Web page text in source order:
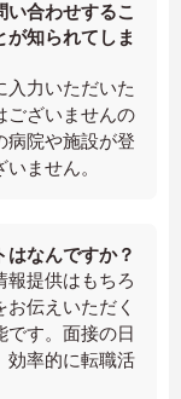
い合わせするこ
が知られてしま
入力いただいた
ございませんの
病院や施設が登
ません。
はなんですか？
報提供はもちろ
伝えいただく
です。面接の日
効率的に転職活